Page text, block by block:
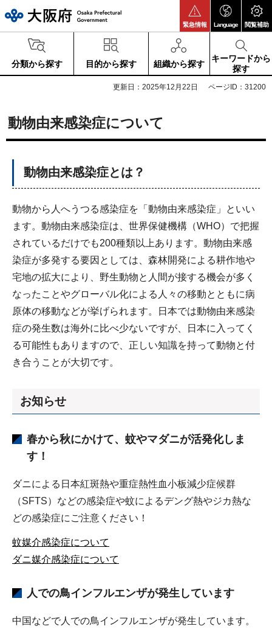
緊急情報 Language 閲覧補助
分類から探す 目的から探す 組織から探す
キーワードから
探す
更新日：2025年12月22日 ページID：31200
動物由来感染症について
動物由来感染症とは？
動物から人へうつる感染症を「動物由来感染症」といい
ます。動物由来感染症は、世界保健機構（WHO）で把握
されているだけでも200種類以上あります。動物由来感
染症が多発する要因としては、森林開発による耕作地や
宅地の拡大により、野生動物と人間が接する機会が多く
なったことやグローバル化による人々の移動とともに病
原体の移動などが挙げられます。日本では動物由来感染
症の発生数は海外に比べ少ないですが、日本に入ってく
る可能性もありますので、正しい知識を持って動物と付
き合うことが大切です。
お知らせ
春から秋にかけて、蚊やマダニが活発化しま
す！
ダニによる日本紅斑熱や重症熱性血小板減少症候群
（SFTS）などの感染症や蚊によるデング熱やジカ熱な
どの感染症にご注意ください！
蚊媒介感染症について
ダニ媒介感染症について
人での鳥インフルエンザが発生しています
中国などで人での鳥インフルエンザが発生しています。